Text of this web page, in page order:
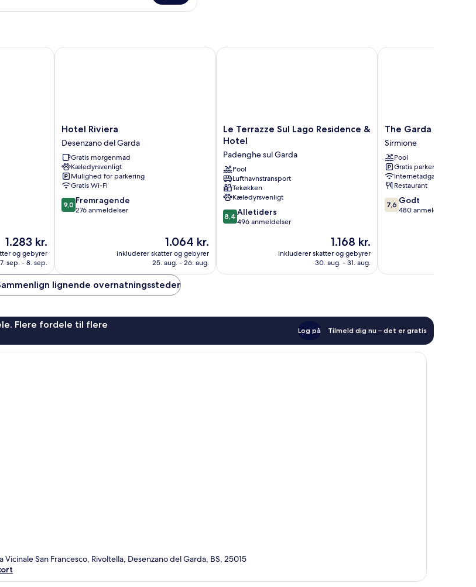
Prisen
er
1.283 kr.
1.283 kr.
og gebyrer
7. sep. - 8. sep.
Hotel
Riviera
Desenzano
del
Garda
Hotel Riviera
Desenzano del Garda
Gratis morgenmad
Kæledyrsvenligt
Mulighed for parkering
Gratis Wi-Fi
9.0
ud
9,0 Fremragende
276 anmeldelser
Prisen
er
1.064 kr.
1.064 kr.
inkluderer skatter og gebyrer
25. aug. - 26. aug.
Hotel Riviera
Le
Terrazze
Lago
Residence
&
Hotel
Padenghe
sul
Garda
Le Terrazze Sul Lago Residence &
Hotel
Padenghe sul Garda
Pool
Lufthavnstransport
Tekøkken
Kæledyrsvenligt
8.4
ud
anmeldelser
8,4 Alletiders
496 anmeldelser
Prisen
er
1.168 kr.
1.168 kr.
inkluderer skatter og gebyrer
30. aug. - 31. aug.
Le Terrazze Sul Lago Residence & Hotel
The
Garda
Village
Sirmione
The Garda Village
Sirmione
Pool
Gratis parkering
Internetadgang
Restaurant
7.6
ud
7,6 Godt
480 anmeldelser
The Garda Village
lignende overnatningssteder
Flere fordele til flere
Log på Tilmeld dig nu – det er gratis
Vicinale San Francesco, Rivoltella, Desenzano del Garda, BS, 25015